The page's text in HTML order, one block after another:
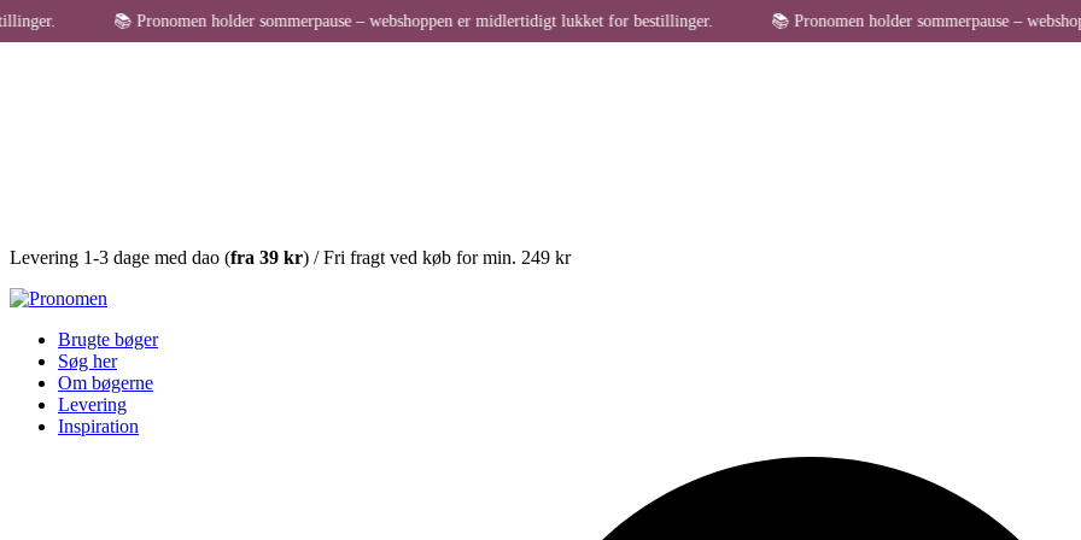
Levering 1-3 dage med dao (fra 39 kr) / Fri fragt ved køb for min. 249 kr
Brugte bøger
Søg her
Om bøgerne
Levering
Inspiration
📚 Pronomen holder sommerpause – webshoppen er midlertidigt lukket for bestillinger. 📚 Pronomen holder sommerpause – webshoppen er